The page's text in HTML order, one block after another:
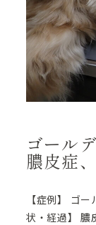
ゴール
膿皮症
【症例】 ゴ
状・経過】 膿